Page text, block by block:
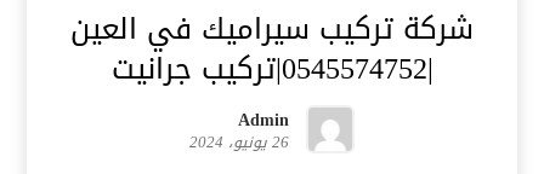
شركة تركيب سيراميك في العين
|0545574752|تركيب جرانيت
Admin
26 يونيو، 2024